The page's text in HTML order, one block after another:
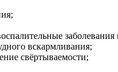
заболевания
вскармливания;
свёртываемости;